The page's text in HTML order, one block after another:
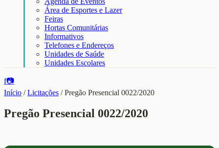
Área de Esportes e Lazer
Feiras
Hortas Comunitárias
Informativos
Telefones e Endereços
Unidades de Saúde
Unidades Escolares
f📷
Início /Licitações /Pregão Presencial 0022/2020
Pregão Presencial 0022/2020